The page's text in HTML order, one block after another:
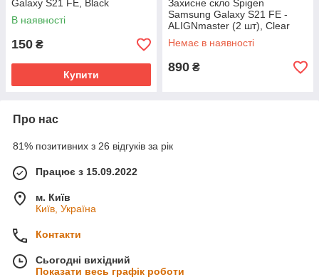
Galaxy S21 FE, Black
В наявності
150 ₴
Купити
Захисне скло Spigen
Samsung Galaxy S21 FE -
ALIGNmaster (2 шт), Clear
(AGL03088)
Немає в наявності
890 ₴
Про нас
81% позитивних з 26 відгуків за рік
Працює з 15.09.2022
м. Київ
Київ, Україна
Контакти
Сьогодні вихідний
Показати весь графік роботи